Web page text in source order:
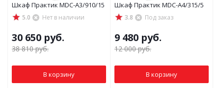
Шкаф Практик MDC-A3/910/15
5.0 Нет в наличии
30 650 руб.
38 810руб.
В корзину
Шкаф Практик MDC-A4/315/5
3.8 Под заказ
9 480 руб.
12 000руб.
В корзину